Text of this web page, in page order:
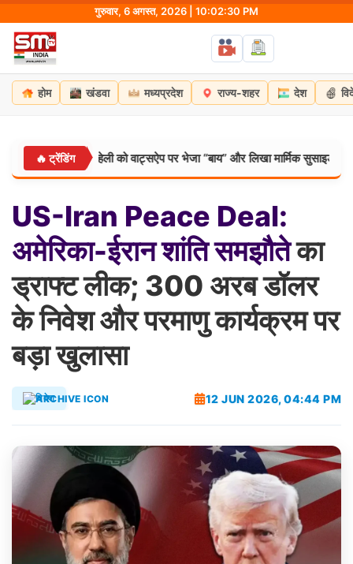
content
गुरुवार, 6 अगस्त, 2026 | 10:02:31 PM
होम खंडवा मध्यप्रदेश राज्य-शहर देश
🔥 ट्रेंडिंग
फांसी, सहेली को वाट्सऐप पर भेजा “बाय” और लिखा मार्मिक सुसाइड नोट
US-Iran Peace Deal:
अमेरिका-ईरानशांतिसमझौतेका
ड्राफ्ट लीक; 300 अरब डॉलर
के निवेश और परमाणु कार्यक्रम पर
बड़ा खुलासा
विदेश 12 JUN 2026, 04:44 PM